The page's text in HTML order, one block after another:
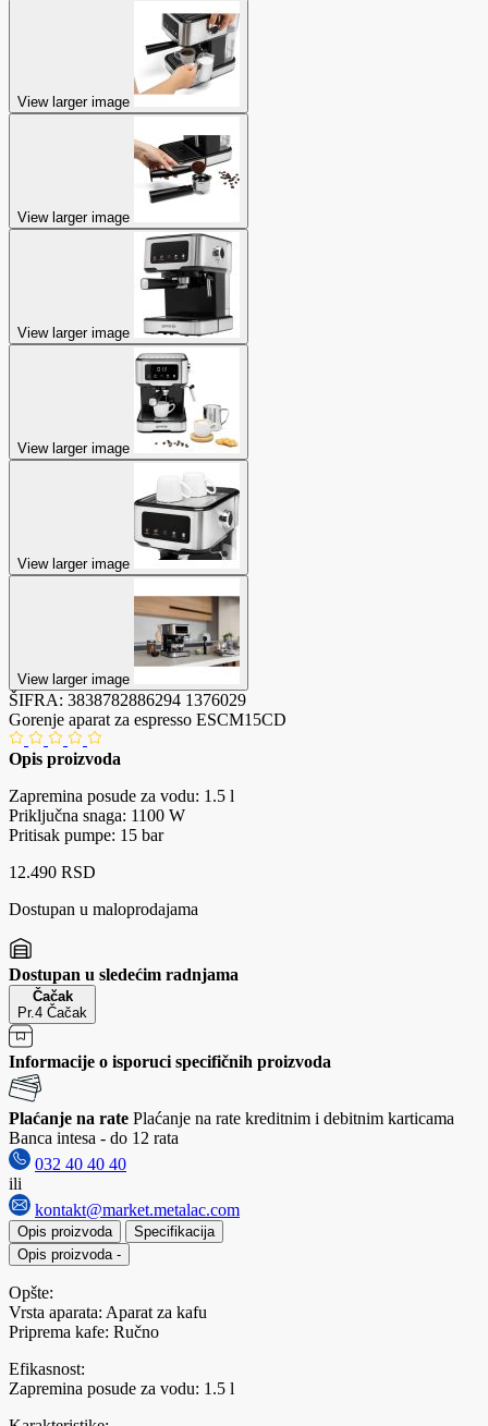
View larger image
View larger image
View larger image
View larger image
View larger image
View larger image
ŠIFRA: 3838782886294 1376029
Gorenje aparat za espresso ESCM15CD
Opis proizvoda
Zapremina posude za vodu: 1.5 l
Priključna snaga: 1100 W
Pritisak pumpe: 15 bar
12.490 RSD
Dostupan u maloprodajama
Dostupan u sledećim radnjama
Čačak
Pr.4 Čačak
Informacije o isporuci specifičnih proizvoda
Plaćanje na rate Plaćanje na rate kreditnim i debitnim karticama
Banca intesa - do 12 rata
032 40 40 40
ili
kontakt@market.metalac.com
Opis proizvoda
Specifikacija
Opis proizvoda -
Opšte:
Vrsta aparata: Aparat za kafu
Priprema kafe: Ručno
Efikasnost:
Zapremina posude za vodu: 1.5 l